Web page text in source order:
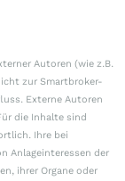
Autoren (wie z.B.
zur Smartbroker-
Externe Autoren
die Inhalte sind
Ihre bei
Anlageinteressen der
ihrer Organe oder